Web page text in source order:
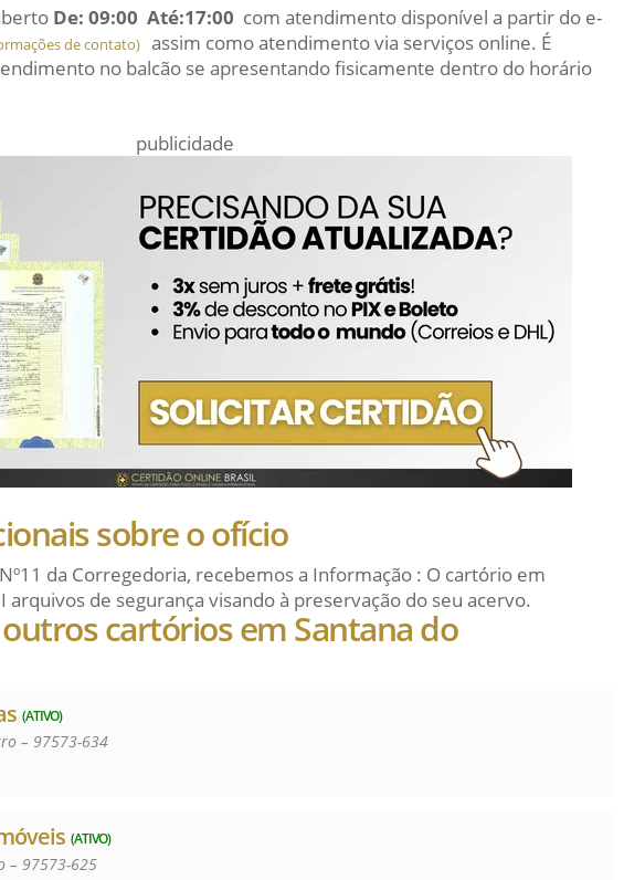
De: 09:00 Até:17:00 com atendimento disponível a partir do e-
de contato) assim como atendimento via serviços online. É
no balcão se apresentando fisicamente dentro do horário
publicidade
sobre o ofício
da Corregedoria, recebemos a Informação : O cartório em
arquivos de segurança visando à preservação do seu acervo.
cartórios em Santana do
(ATIVO)
– 97573-634
(ATIVO)
– 97573-625